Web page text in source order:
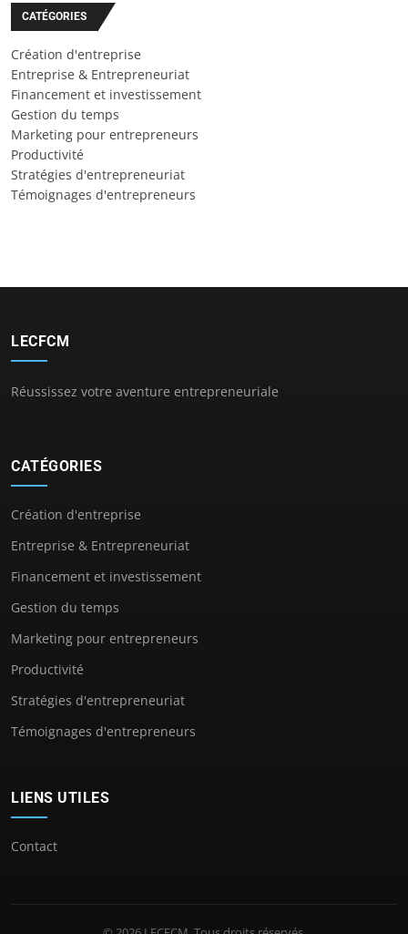
CATÉGORIES
Création d'entreprise
Entreprise & Entrepreneuriat
Financement et investissement
Gestion du temps
Marketing pour entrepreneurs
Productivité
Stratégies d'entrepreneuriat
Témoignages d'entrepreneurs
LECFCM
Réussissez votre aventure entrepreneuriale
CATÉGORIES
Création d'entreprise
Entreprise & Entrepreneuriat
Financement et investissement
Gestion du temps
Marketing pour entrepreneurs
Productivité
Stratégies d'entrepreneuriat
Témoignages d'entrepreneurs
LIENS UTILES
Contact